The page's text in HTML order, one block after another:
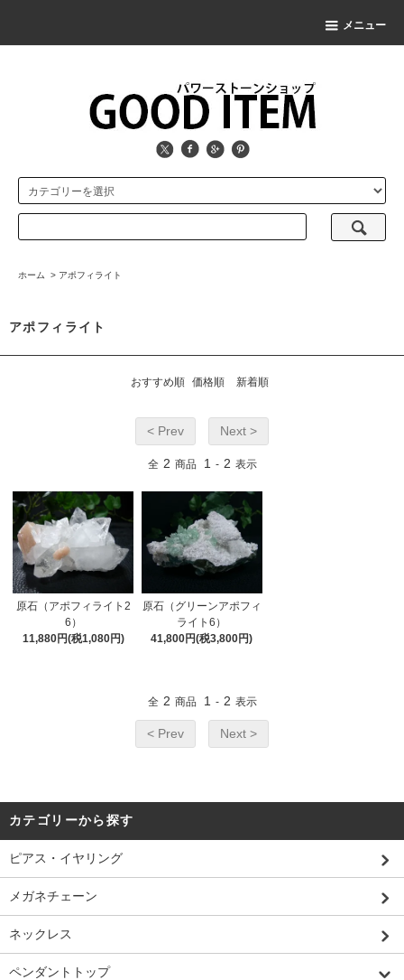
メニュー
ホーム > アポフィライト
アポフィライト
おすすめ順 価格順 新着順
< Prev Next >
全 2 商品 1 - 2 表示
原石（アポフィライト2
6）
11,880円(税1,080円)
原石（グリーンアポフィ
ライト6）
41,800円(税3,800円)
全 2 商品 1 - 2 表示
< Prev Next >
カテゴリーから探す
ピアス・イヤリング
メガネチェーン
ネックレス
ペンダントトップ